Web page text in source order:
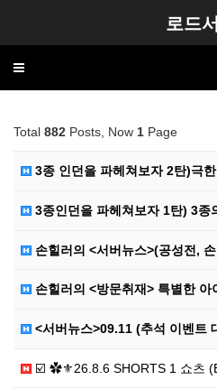
로드
Toggle
Total 882 Posts, Now 1 Page
3종 인던을 파헤쳐보자 2탄)극한 인던,
3종인던을 파헤쳐보자 1탄) 3종의 의
손힐러의 <서버뉴스>(공성전, 손힐러
손힐러의 <방문취재> 특별한 아이
<서버뉴스>09.11 (추석 이벤트
☑️ ✿⚜26.8.6 SHORTS 1 쇼츠